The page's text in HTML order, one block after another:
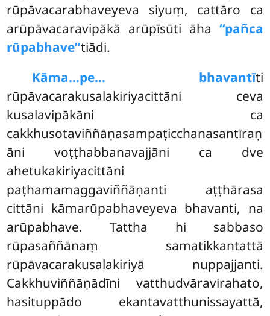
rūpāvacarabhaveyeva siyuṃ, cattāro ca
arūpāvacaravipākā arūpīsūti āha ‘‘pañca
rūpabhave’’tiādi.
Kāma…pe… bhavantīti
rūpāvacarakusalakiriyacittāni ceva
kusalavipākāni ca
cakkhusotaviññāṇasampaṭicchanasantīraṇ
āni voṭṭhabbanavajjāni ca dve
ahetukakiriyacittāni
paṭhamamaggaviññāṇanti aṭṭhārasa
cittāni kāmarūpabhaveyeva bhavanti, na
arūpabhave. Tattha hi sabbaso
rūpasaññānaṃ samatikkantattā
rūpāvacarakusalakiriyā nuppajjanti.
Cakkhuviññāṇādīni vatthudvāravirahato,
hasituppādo ekantavatthunissayattā,